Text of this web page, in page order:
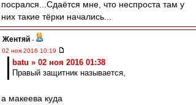
посрался...Сдаётся мне, что неспроста там у
них такие тёрки начались...
Жентяй -
02 ноя 2016 10:19
batu » 02 ноя 2016 01:38
Правый защитник называется,
а макеева куда